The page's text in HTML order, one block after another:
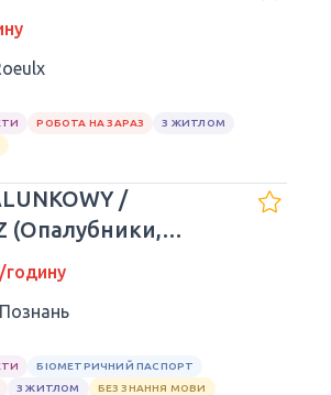
РОБОТА НА ЗАРАЗ
З ЖИТЛОМ
/
(Опалубники,
годину
БІОМЕТРИЧНИЙ ПАСПОРТ
З ЖИТЛОМ БЕЗ ЗНАННЯ МОВИ